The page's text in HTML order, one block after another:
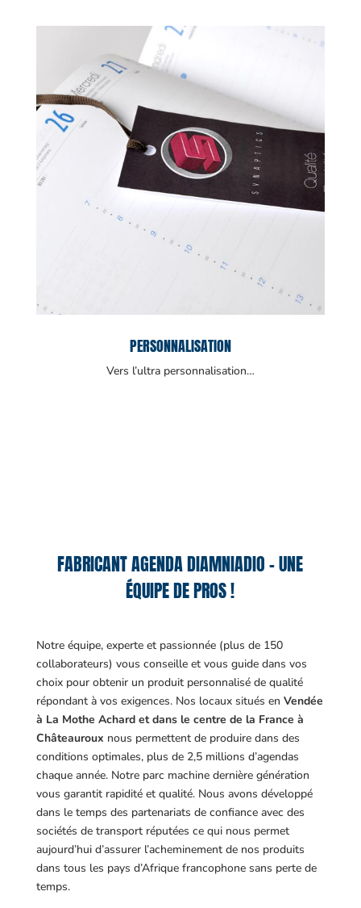
PERSONNALISATION
Vers l’ultra personnalisation…
FABRICANT AGENDA DIAMNIADIO – UNE
ÉQUIPE DE PROS !
Notre équipe, experte et passionnée (plus de 150
collaborateurs) vous conseille et vous guide dans vos
choix pour obtenir un produit personnalisé de qualité
répondant à vos exigences. Nos locaux situés en Vendée
à La Mothe Achard et dans le centre de la France à
Châteauroux nous permettent de produire dans des
conditions optimales, plus de 2,5 millions d’agendas
chaque année. Notre parc machine dernière génération
vous garantit rapidité et qualité. Nous avons développé
dans le temps des partenariats de confiance avec des
sociétés de transport réputées ce qui nous permet
aujourd’hui d’assurer l’acheminement de nos produits
dans tous les pays d’Afrique francophone sans perte de
temps.